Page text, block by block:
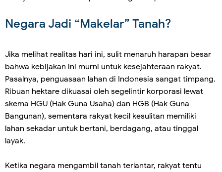
Negara Jadi “Makelar” Tanah?
Jika melihat realitas hari ini, sulit menaruh harapan besar
bahwa kebijakan ini murni untuk kesejahteraan rakyat.
Pasalnya, penguasaan lahan di Indonesia sangat timpang.
Ribuan hektare dikuasai oleh segelintir korporasi lewat
skema HGU (Hak Guna Usaha) dan HGB (Hak Guna
Bangunan), sementara rakyat kecil kesulitan memiliki
lahan sekadar untuk bertani, berdagang, atau tinggal
layak.
Ketika negara mengambil tanah terlantar, rakyat tentu